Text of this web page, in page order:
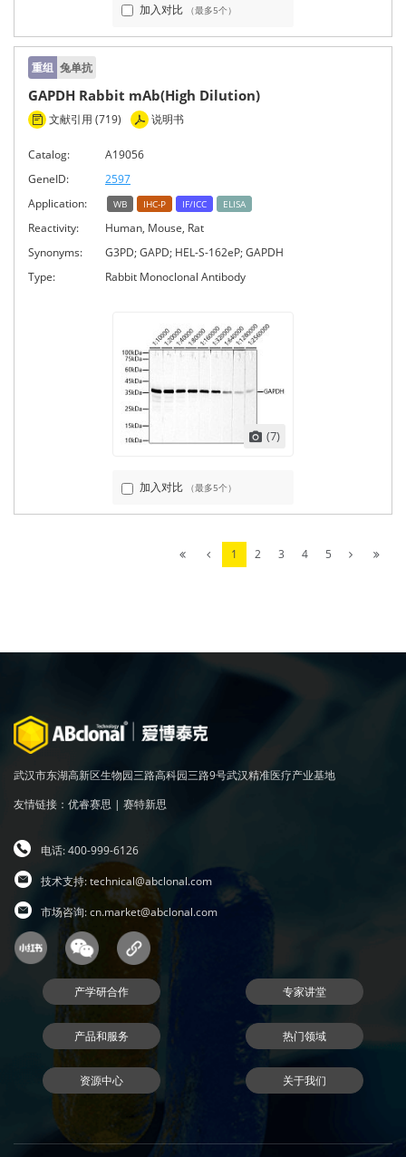
加入对比 （最多5个）
重组 兔单抗
GAPDH Rabbit mAb(High Dilution)
文献引用 (719) 说明书
Catalog:
A19056
GeneID:
2597
Application:
WB IHC-P IF/ICC ELISA
Reactivity:
Human, Mouse, Rat
Synonyms:
G3PD; GAPD; HEL-S-162eP; GAPDH
Type:
Rabbit Monoclonal Antibody
(7)
加入对比 （最多5个）
1 2 3 4 5
武汉市东湖高新区生物园三路高科园三路9号武汉精准医疗产业基地
友情链接： 优睿赛思 | 赛特新思
电话: 400-999-6126
技术支持:technical@abclonal.com
市场咨询:cn.market@abclonal.com
产学研合作 专家讲堂
产品和服务 热门领域
资源中心 关于我们